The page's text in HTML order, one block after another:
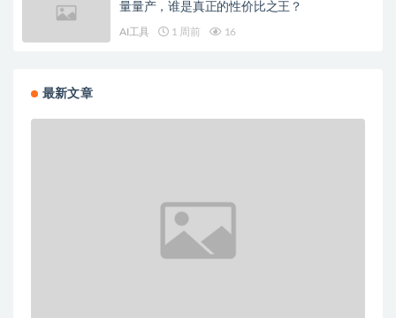
量量产，谁是真正的性价比之王？
AI工具 1 周前 16
最新文章